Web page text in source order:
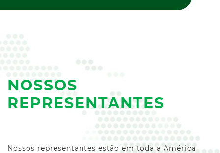
NOSSOS
REPRESENTANTES
Nossos representantes estão em toda a América